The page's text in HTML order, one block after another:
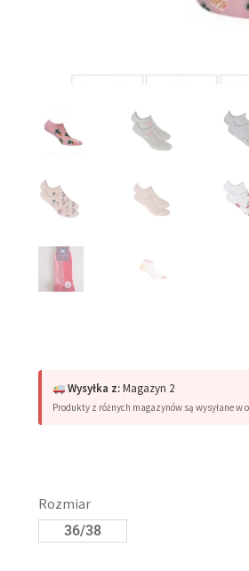
Wysyłka z:Magazyn 2
Produkty z różnych magazynów są wysyłane w
Rozmiar
36/38